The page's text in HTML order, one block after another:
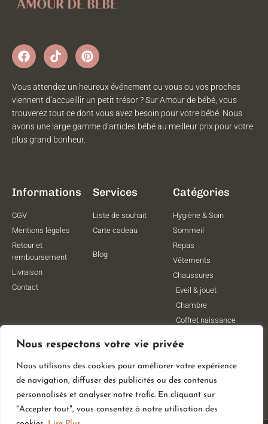
Nous respectons votre vie privée
Nous utilisons des cookies pour améliorer votre expérience
de navigation, diffuser des publicités ou des contenus
personnalisés et analyser notre trafic. En cliquant sur
"Accepter tout", vous consentez à notre utilisation des
Vous attendez un heureux événement ou vous ou vos proches
viennent d’accueillir un petit trésor ? Sur Amour de bébé, vous
trouverez tout ce dont vous avez besoin pour votre bébé. Nous
avons une large gamme d’articles bébé au meilleur prix pour votre
plus grand bonheur.
Informations
CGV
Mentions légales
Retour et
remboursement
Livraison
Contact
Services
Liste de souhait
Carte cadeau
Blog
Catégories
Hygiène & Soin
Sommeil
Repas
Vêtements
Chaussures
Eveil & jouet
Chambre
Coffret naissance
Vêtements de
grossesse
Lithothérapie
Poussettes